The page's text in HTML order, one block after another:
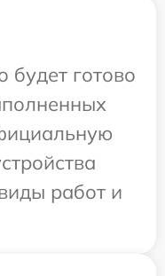
будет готово
работ и